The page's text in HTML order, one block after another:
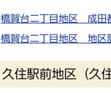
橋賀台二丁目地区 成田
橋賀台二丁目地区 地区
久住駅前地区（久